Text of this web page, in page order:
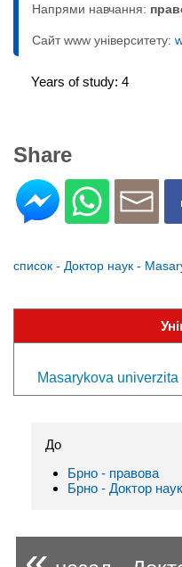
Напрями навчання:
Сайт www університету:
Years of study: 4
Share
список - Доктор наук -
Masarykova univerzita
До
Брно - правовa
Брно - Доктор наук